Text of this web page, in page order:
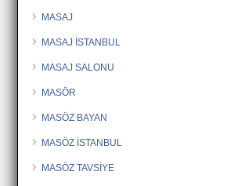
MASAJ
MASAJ İSTANBUL
MASAJ SALONU
MASÖR
MASÖZ BAYAN
MASÖZ İSTANBUL
MASÖZ TAVSİYE